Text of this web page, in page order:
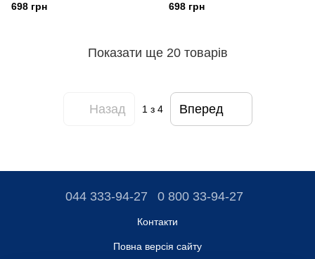
698 грн 698 грн
Показати ще 20 товарів
Назад 1з 4 Вперед
044 333-94-27 0 800 33-94-27
Контакти
Повна версія сайту